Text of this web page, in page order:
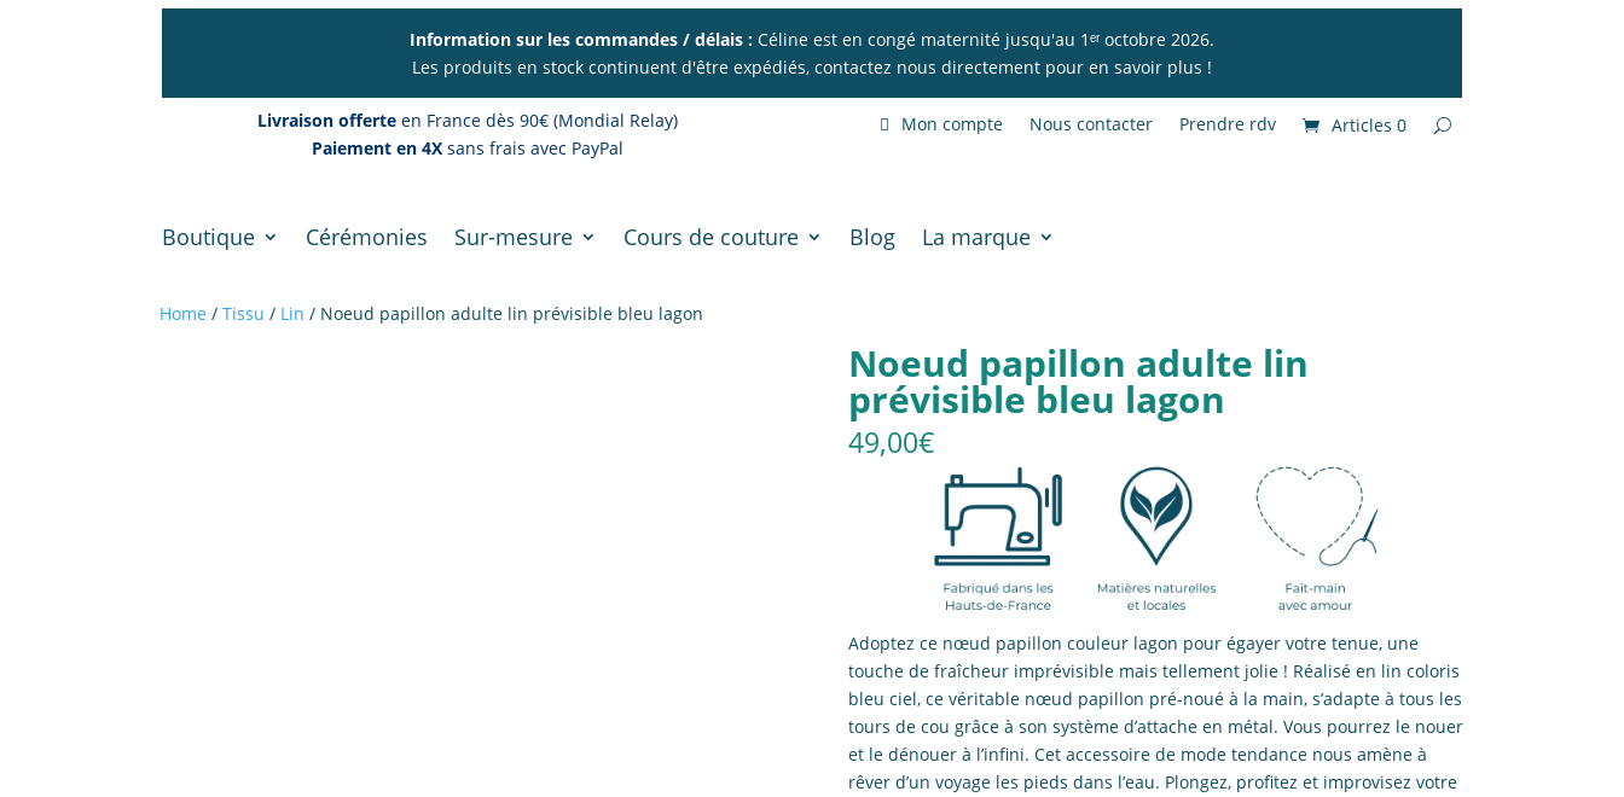
Information sur les commandes / délais : Céline est en congé maternité jusqu'au 1ᵉʳ octobre 2026.
Les produits en stock continuent d'être expédiés, contactez nous directement pour en savoir plus !
Livraison offerte en France dès 90€ (Mondial Relay)
Paiement en 4X sans frais avec PayPal
Mon compte Nous contacter Prendre rdv Articles 0
Boutique Cérémonies Sur-mesure Cours de couture Blog La marque
Home / Tissu / Lin / Noeud papillon adulte lin prévisible bleu lagon
Noeud papillon adulte lin
prévisible bleu lagon
49,00€
Adoptez ce nœud papillon couleur lagon pour égayer votre tenue, une
touche de fraîcheur imprévisible mais tellement jolie ! Réalisé en lin coloris
bleu ciel, ce véritable nœud papillon pré-noué à la main, s’adapte à tous les
tours de cou grâce à son système d’attache en métal. Vous pourrez le nouer
et le dénouer à l’infini. Cet accessoire de mode tendance nous amène à
rêver d’un voyage les pieds dans l’eau. Plongez, profitez et improvisez votre